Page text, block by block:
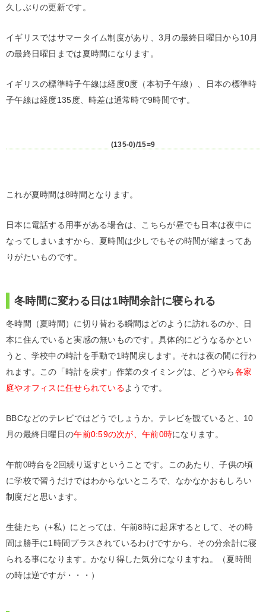
久しぶりの更新です。
イギリスではサマータイム制度があり、3月の最終日曜日から10月
の最終日曜日までは夏時間になります。
イギリスの標準時子午線は経度0度（本初子午線）、日本の標準時
子午線は経度135度、時差は通常時で9時間です。
(135-0)/15=9
これが夏時間は8時間となります。
日本に電話する用事がある場合は、こちらが昼でも日本は夜中に
なってしまいますから、夏時間は少しでもその時間が縮まってあ
りがたいものです。
冬時間に変わる日は1時間余計に寝られる
冬時間（夏時間）に切り替わる瞬間はどのように訪れるのか、日
本に住んでいると実感の無いものです。具体的にどうなるかとい
うと、学校中の時計を手動で1時間戻します。それは夜の間に行わ
れます。この「時計を戻す」作業のタイミングは、どうやら各家
庭やオフィスに任せられているようです。
BBCなどのテレビではどうでしょうか。テレビを観ていると、10
月の最終日曜日の午前0:59の次が、午前0時になります。
午前0時台を2回繰り返すということです。このあたり、子供の頃
に学校で習うだけではわからないところで、なかなかおもしろい
制度だと思います。
生徒たち（+私）にとっては、午前8時に起床するとして、その時
間は勝手に1時間プラスされているわけですから、その分余計に寝
られる事になります。かなり得した気分になりますね。（夏時間
の時は逆ですが・・・）